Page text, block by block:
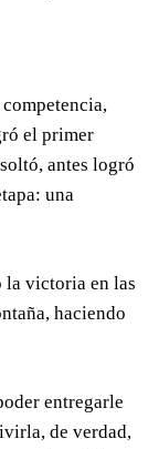
el primer
antes logró
una
la victoria en las
haciendo
entregarle
de verdad,